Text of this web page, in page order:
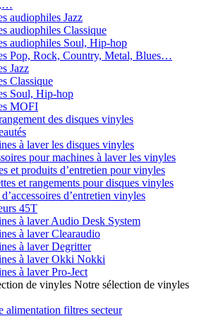
audiophiles Jazz
audiophiles Classique
audiophiles Soul, Hip-hop
Pop, Rock, Country, Metal, Blues…
Jazz
Classique
Soul, Hip-hop
MOFI
des disques vinyles
à laver les disques vinyles
pour machines à laver les vinyles
et produits d’entretien pour vinyles
et rangements pour disques vinyles
d’entretien vinyles
45T
à laver Audio Desk System
à laver Clearaudio
à laver Degritter
à laver Okki Nokki
à laver Pro-Ject
Notre sélection de vinyles
alimentation filtres secteur